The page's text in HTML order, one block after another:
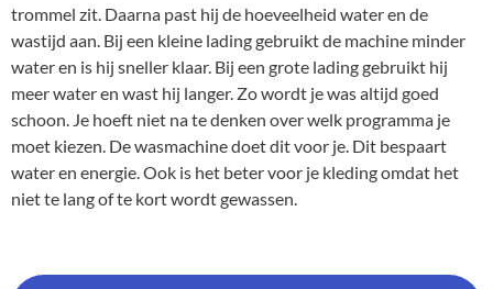
trommel zit. Daarna past hij de hoeveelheid water en de
wastijd aan. Bij een kleine lading gebruikt de machine minder
water en is hij sneller klaar. Bij een grote lading gebruikt hij
meer water en wast hij langer. Zo wordt je was altijd goed
schoon. Je hoeft niet na te denken over welk programma je
moet kiezen. De wasmachine doet dit voor je. Dit bespaart
water en energie. Ook is het beter voor je kleding omdat het
niet te lang of te kort wordt gewassen.